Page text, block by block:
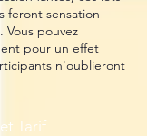
feront sensation
Vous pouvez
pour un effet
n'oublieront
et Tarif